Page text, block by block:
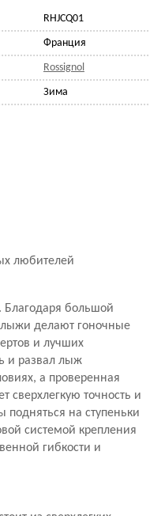
RHJCQ01
Франция
Rossignol
Зима
любителей
Благодаря большой
лыжи делают гоночные
и лучших
и развал лыж
а проверенная
сверхлегкую точность и
на ступеньки
системой крепления
гибкости и